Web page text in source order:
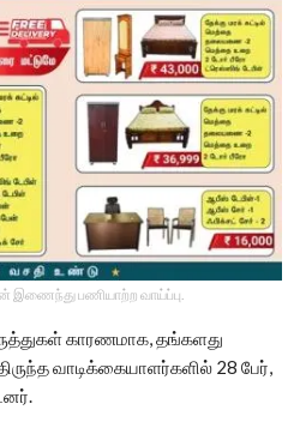
இணைந்து பணியாற்ற வாய்ப்பு.
காரணமாக, தங்களது
வாடிக்கையாளர்களில் 28 பேர்,